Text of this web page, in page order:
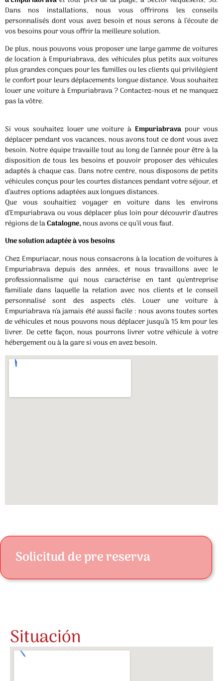
Dans nos installations, nous vous offrirons les conseils
personnalisés dont vous avez besoin et nous serons à l’écoute de
vos besoins pour vous offrir la meilleure solution.
De plus, nous pouvons vous proposer une large gamme de voitures
de location à Empuriabrava, des véhicules plus petits aux voitures
plus grandes conçues pour les familles ou les clients qui privilégient
le confort pour leurs déplacements longue distance. Vous souhaitez
louer une voiture à Empuriabrava ? Contactez-nous et ne manquez
pas la vôtre.
Si vous souhaitez louer une voiture à Empuriabrava pour vous
déplacer pendant vos vacances, nous avons tout ce dont vous avez
besoin. Notre équipe travaille tout au long de l’année pour être à la
disposition de tous les besoins et pouvoir proposer des véhicules
adaptés à chaque cas. Dans notre centre, nous disposons de petits
véhicules conçus pour les courtes distances pendant votre séjour, et
d’autres options adaptées aux longues distances.
Que vous souhaitiez voyager en voiture dans les environs
d’Empuriabrava ou vous déplacer plus loin pour découvrir d’autres
régions de laCatalogne,nous avons ce qu’il vous faut.
Une solution adaptée à vos besoins
Chez Empuriacar, nous nous consacrons à la location de voitures à
Empuriabrava depuis des années, et nous travaillons avec le
professionnalisme qui nous caractérise en tant qu’entreprise
familiale dans laquelle la relation avec nos clients et le conseil
personnalisé sont des aspects clés. Louer une voiture à
Empuriabrava n’a jamais été aussi facile : nous avons toutes sortes
de véhicules et nous pouvons nous déplacer jusqu’à 15 km pour les
livrer. De cette façon, nous pourrons livrer votre véhicule à votre
hébergement ou à la gare si vous en avez besoin.
Solicitud de pre reserva
Situación